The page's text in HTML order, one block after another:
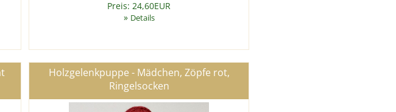
Preis: 24,60EUR
» Details
Holzgelenkpuppe - Mädchen, Zöpfe rot,
Ringelsocken